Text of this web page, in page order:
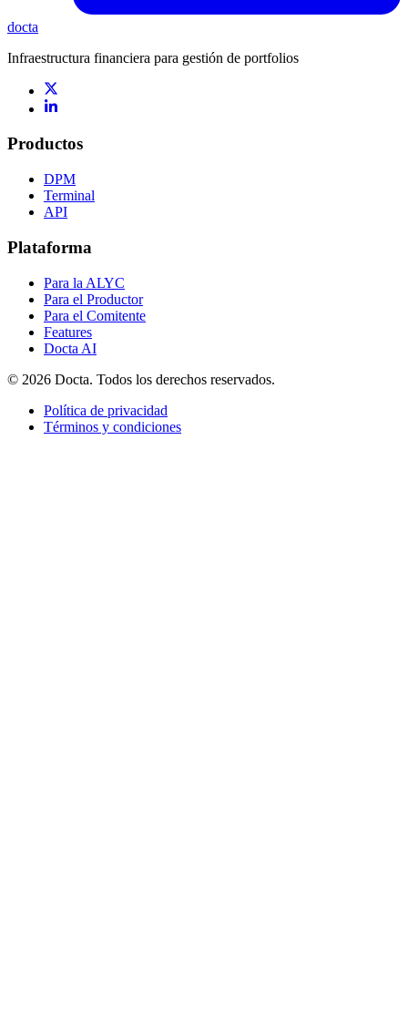
docta
Infraestructura financiera para gestión de portfolios
Productos
DPM
Terminal
API
Plataforma
Para la ALYC
Para el Productor
Para el Comitente
Features
Docta AI
© 2026 Docta. Todos los derechos reservados.
Política de privacidad
Términos y condiciones